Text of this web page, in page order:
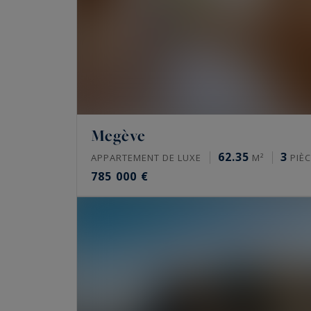
Megève
APPARTEMENT DE LUXE 62.35 M² 3
785 000 €